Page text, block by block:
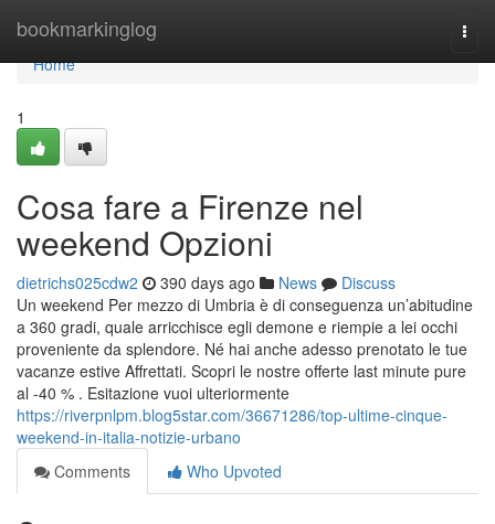
bookmarkinglog
Home
Home
1
Cosa fare a Firenze nel
weekend Opzioni
dietrichs025cdw2 390 days ago News
Discuss
Un weekend Per mezzo di Umbria è di conseguenza un’abitudine
a 360 gradi, quale arricchisce egli demone e riempie a lei occhi
proveniente da splendore. Né hai anche adesso prenotato le tue
vacanze estive Affrettati. Scopri le nostre offerte last minute pure
al -40 % . Esitazione vuoi ulteriormente
https://riverpnlpm.blog5star.com/36671286/top-ultime-cinque-
weekend-in-italia-notizie-urbano
Comments
Who Upvoted